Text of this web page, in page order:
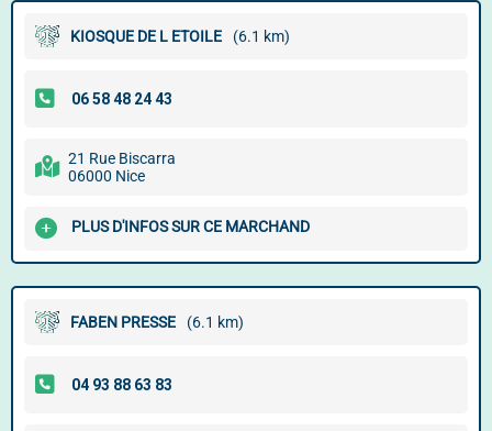
KIOSQUE DE L ETOILE (6.1 km)
21 Rue Biscarra
06000 Nice
PLUS D'INFOS SUR CE MARCHAND
FABEN PRESSE (6.1 km)